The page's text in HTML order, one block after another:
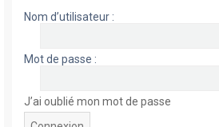
Nom d’utilisateur :
Mot de passe :
J’ai oublié mon mot de passe